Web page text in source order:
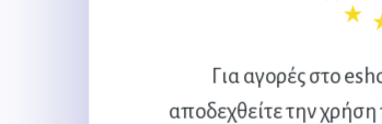
Για αγορές στο
αποδεχθείτε την